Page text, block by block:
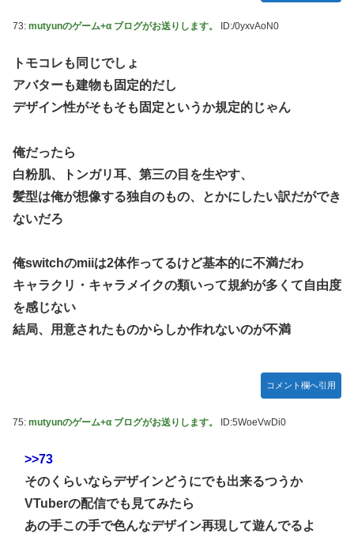
73: mutyunのゲーム+α ブログがお送りします。 ID:/0yxvAoN0
トモコレも同じでしょ
アバターも建物も固定的だし
デザイン性がそもそも固定というか規定的じゃん
俺だったら
白粉肌、トンガリ耳、第三の目を生やす、
髪型は俺が想像する独自のもの、とかにしたい訳だができ
ないだろ
俺switchのmiiは2体作ってるけど基本的に不満だわ
キャラクリ・キャラメイクの類いって規約が多くて自由度
を感じない
結局、用意されたものからしか作れないのが不満
コメント欄へ引用
75: mutyunのゲーム+α ブログがお送りします。 ID:5WoeVwDi0
>>73
そのくらいならデザインどうにでも出来るつうか
VTuberの配信でも見てみたら
あの手この手で色んなデザイン再現して遊んでるよ